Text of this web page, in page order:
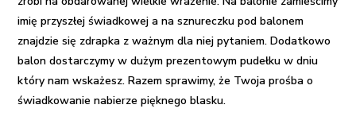
imię przyszłej świadkowej a na sznureczku pod balonem
znajdzie się zdrapka z ważnym dla niej pytaniem. Dodatkowo
balon dostarczymy w dużym prezentowym pudełku w dniu
który nam wskażesz. Razem sprawimy, że Twoja prośba o
świadkowanie nabierze pięknego blasku.